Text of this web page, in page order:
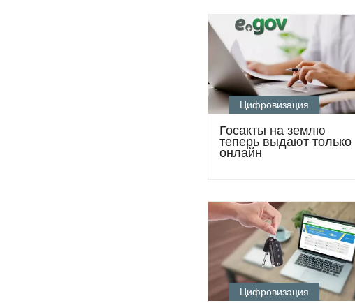
Цифровизация
Госакты на землю
теперь выдают только
онлайн
Цифровизация